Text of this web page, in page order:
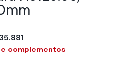
complementos